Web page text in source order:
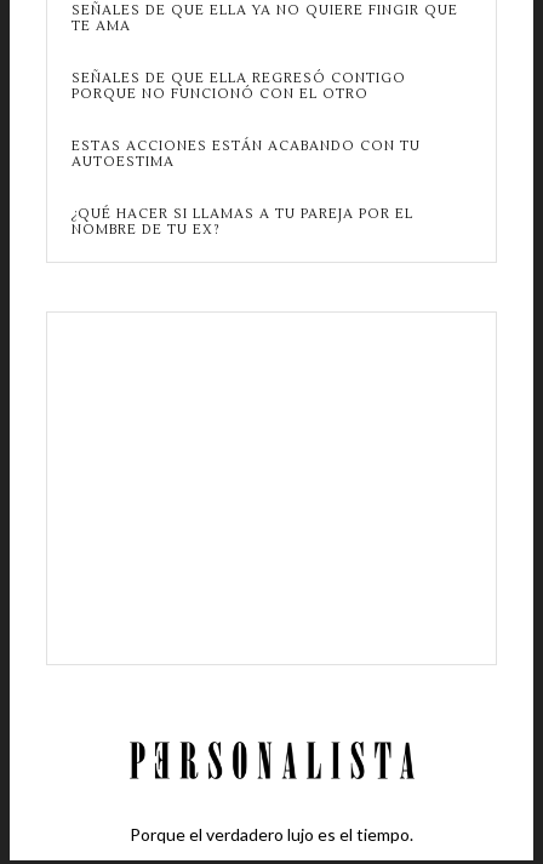
SEÑALES DE QUE ELLA YA NO QUIERE FINGIR QUE
TE AMA
SEÑALES DE QUE ELLA REGRESÓ CONTIGO
PORQUE NO FUNCIONÓ CON EL OTRO
ESTAS ACCIONES ESTÁN ACABANDO CON TU
AUTOESTIMA
¿QUÉ HACER SI LLAMAS A TU PAREJA POR EL
NOMBRE DE TU EX?
Porque el verdadero lujo es el tiempo.